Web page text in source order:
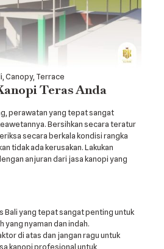
Canopy, Terrace
Teras Anda
perawatan yang tepat sangat
Bersihkan secara teratur
secara berkala kondisi rangka
tidak ada kerusakan. Lakukan
anjuran dari jasa kanopi yang
Bali yang tepat sangat penting untuk
yang nyaman dan indah.
di atas dan jangan ragu untuk
kanopi profesional untuk